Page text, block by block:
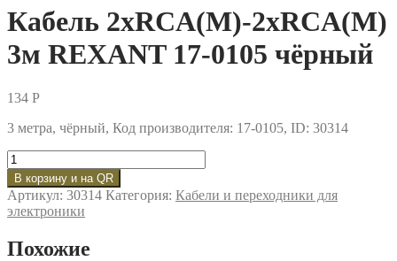
Кабель 2xRCA(M)-2xRCA(M)
3м REXANT 17-0105 чёрный
134 P
3 метра, чёрный, Код производителя: 17-0105, ID: 30314
Количество
товара
Кабель
2xRCA(M)-2xRCA(M)
3м
17-
В корзину и на QR
Артикул: 30314 Категория: Кабели и переходники для
электроники
Похожие